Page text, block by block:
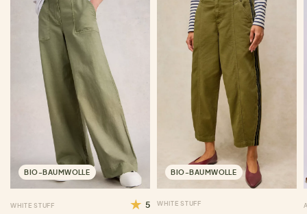
BIO-BAUMWOLLE
WHITE STUFF 5
BIO-BAUMWOLLE
WHITE STUFF